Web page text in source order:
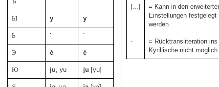
[...]
= Kann in den
Einstellungen festgelegt
werden
-
= Rücktransliteration ins
Kyrillische nicht möglich
Ы y y
Ь ' '
Э ė ė
Ю ju, yu ju [yu]